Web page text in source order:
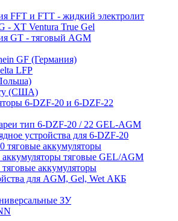
FFT и FTT - жидкий электролит
- XT Ventura True Gel
GT - тяговый AGM
GF (Германия)
LFP
(США)
6-DZF-20 и 6-DZF-22
тип 6-DZF-20 / 22 GEL-AGM
устройства для 6-DZF-20
тяговые аккумуляторы
тяговые GEL/AGM
аккумуляторы
для AGM, Gel, Wet АКБ
ЗУ